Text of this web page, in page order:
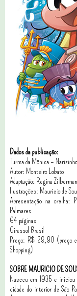
Dados da publicação:
Turma da Mônica –
Autor: Monteiro Lobato
Adaptação: Regina Zilberman
Ilustrações: Mauricio de
Apresentação na orelha:
Palmares
64 páginas
Girassol Brasil
Preço: R$ 29,90 (preço
Shopping)
SOBRE MAURICIO DE
Nasceu em 1935 e iniciou
cidade do interior de São